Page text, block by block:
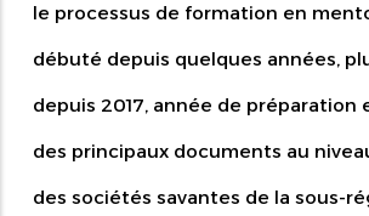
le processus de formation en
débuté depuis quelques années,
depuis 2017, année de préparation
des principaux documents au
des sociétés savantes de la sous-